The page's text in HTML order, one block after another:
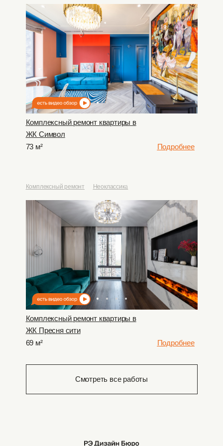
Комплексный ремонт квартиры в
ЖК Символ
73 м²
Подробнее
Комплексный ремонт Неоклассика
Комплексный ремонт квартиры в
ЖК Пресня сити
69 м²
Подробнее
Смотреть все работы